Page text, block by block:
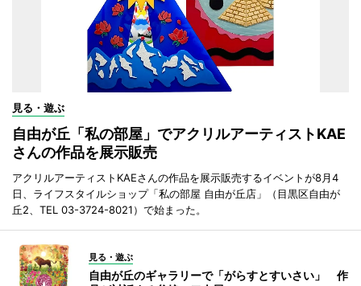
見る・遊ぶ
自由が丘「私の部屋」でアクリルアーティストKAE
さんの作品を展示販売
アクリルアーティストKAEさんの作品を展示販売するイベントが8月4
日、ライフスタイルショップ「私の部屋 自由が丘店」（目黒区自由が
丘2、TEL 03-3724-8021）で始まった。
見る・遊ぶ
自由が丘のギャラリーで「がらすとすいさい」 作